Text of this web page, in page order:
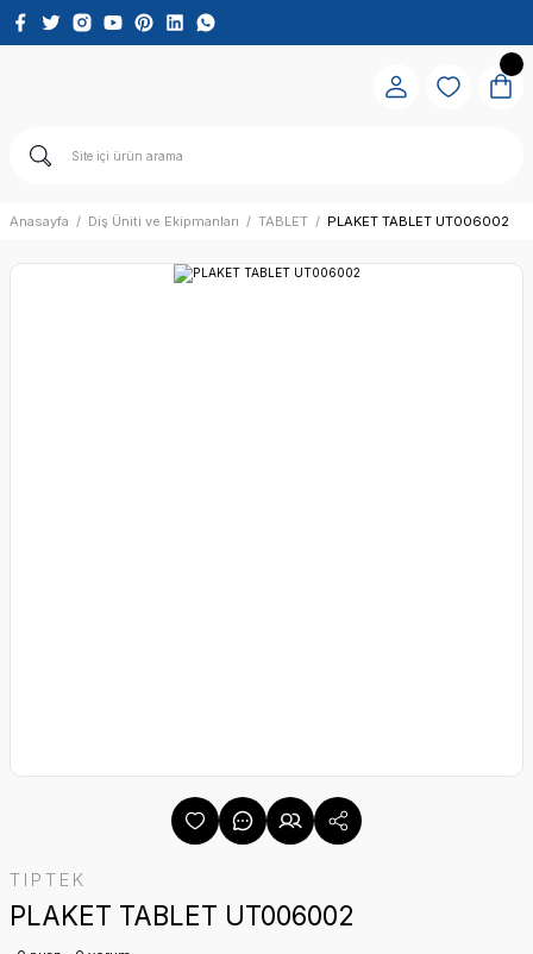
Anasayfa Diş Üniti ve Ekipmanları TABLET PLAKET TABLET UT006002
TIPTEK
PLAKET TABLET UT006002